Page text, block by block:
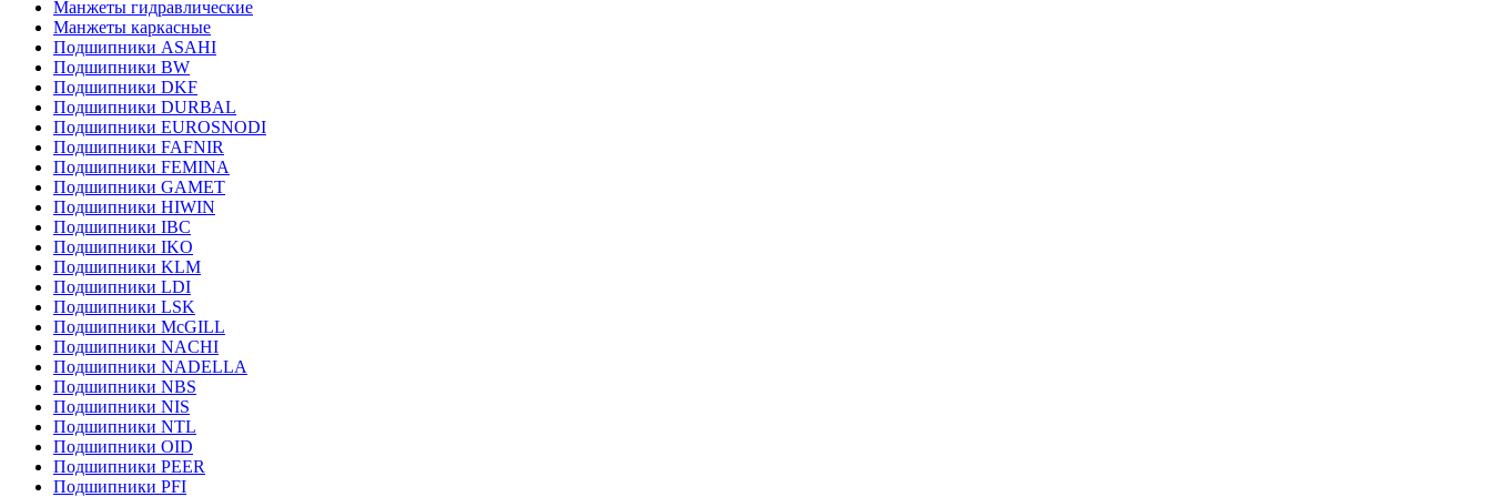
Манжеты гидравлические
Манжеты каркасные
Подшипники ASAHI
Подшипники BW
Подшипники DKF
Подшипники DURBAL
Подшипники EUROSNODI
Подшипники FAFNIR
Подшипники FEMINA
Подшипники GAMET
Подшипники HIWIN
Подшипники IBC
Подшипники IKO
Подшипники KLM
Подшипники LDI
Подшипники LSK
Подшипники McGILL
Подшипники NACHI
Подшипники NADELLA
Подшипники NBS
Подшипники NIS
Подшипники NTL
Подшипники OID
Подшипники PEER
Подшипники PFI